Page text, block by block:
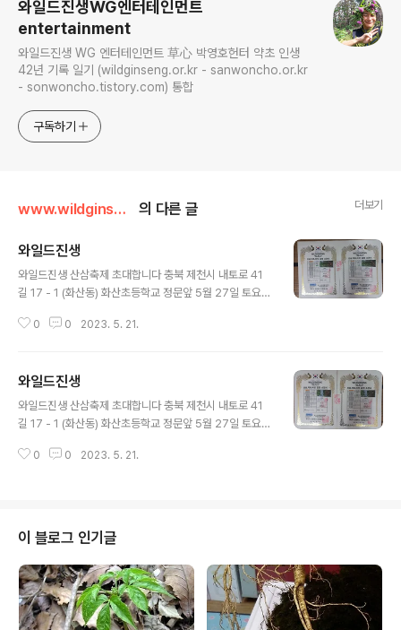
와일드진생WG엔터테인먼트
entertainment
와일드진생 WG 엔터테인먼트 草心 박영호헌터 약초 인생
42년 기록 일기 (wildginseng.or.kr - sanwoncho.or.kr
- sonwoncho.tistory.com) 통합
구독하기
www.wildginseng.or.kr 의 다른 글 더보기
와일드진생
와일드진생 산삼축제 초대합니다 충북 제천시 내토로 41
길 17 - 1 (화산동) 화산초등학교 정문앞 5월 27일 토요일
0 0 2023. 5. 21.
와일드진생
와일드진생 산삼축제 초대합니다 충북 제천시 내토로 41
길 17 - 1 (화산동) 화산초등학교 정문앞 5월 27일 토요일
0 0 2023. 5. 21.
이 블로그 인기글